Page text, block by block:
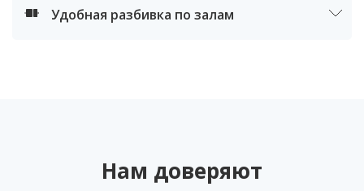
Удобная разбивка по залам
Нам доверяют